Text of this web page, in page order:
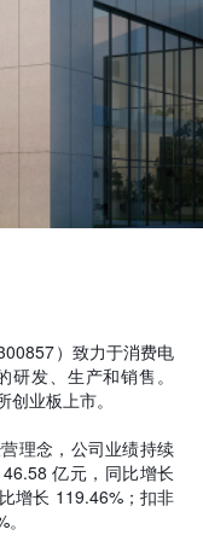
）致力于消费电
发、生产和销售。
业板上市。
理念，公司业绩持续
亿元，同比增长
增长 119.46%；扣非